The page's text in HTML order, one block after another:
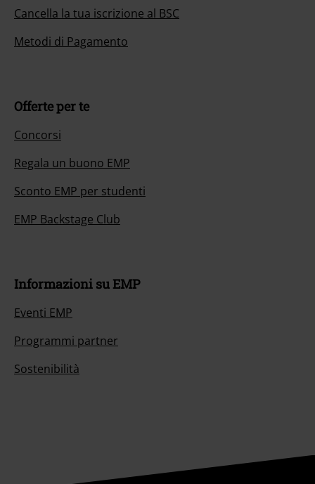
Cancella la tua iscrizione al BSC
Metodi di Pagamento
Offerte per te
Concorsi
Regala un buono EMP
Sconto EMP per studenti
EMP Backstage Club
Informazioni su EMP
Eventi EMP
Programmi partner
Sostenibilità